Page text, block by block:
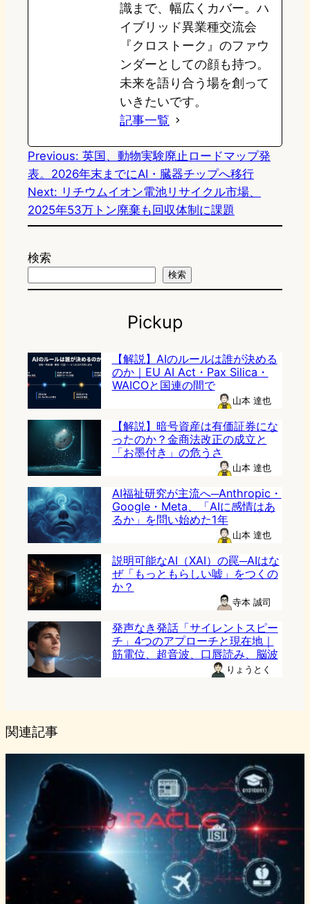
識まで、幅広くカバー。ハ
イブリッド異業種交流会
『クロストーク』のファウ
ンダーとしての顔も持つ。
未来を語り合う場を創って
いきたいです。
記事一覧
Previous: 英国、動物実験廃止ロードマップ発
表。2026年末までにAI・臓器チップへ移行
Next: リチウムイオン電池リサイクル市場、
2025年53万トン廃棄も回収体制に課題
検索
検索
Pickup
【解説】AIのルールは誰が決める
のか｜EU AI Act・Pax Silica・
WAICOと国連の間で
山本 達也
【解説】暗号資産は有価証券にな
ったのか？金商法改正の成立と
「お墨付き」の危うさ
山本 達也
AI福祉研究が主流へ─Anthropic・
Google・Meta、「AIに感情はあ
るか」を問い始めた1年
山本 達也
説明可能なAI（XAI）の罠─AIはな
ぜ「もっともらしい嘘」をつくの
か？
寺本 誠司
発声なき発話「サイレントスピー
チ」4つのアプローチと現在地｜
筋電位、超音波、口唇読み、脳波
りょうとく
関連記事